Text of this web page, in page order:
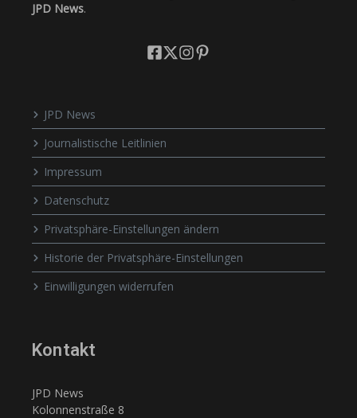
JPD News.
JPD News
Journalistische Leitlinien
Impressum
Datenschutz
Privatsphäre-Einstellungen ändern
Historie der Privatsphäre-Einstellungen
Einwilligungen widerrufen
Kontakt
JPD News
Kolonnenstraße 8